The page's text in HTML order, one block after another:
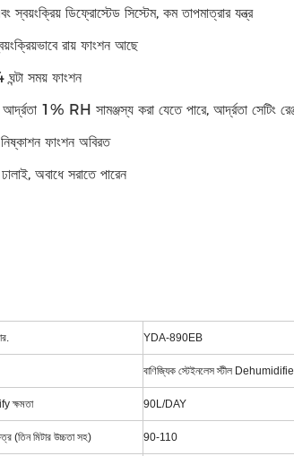
স্বয়ংক্রিয় ডিফ্রোস্টেড সিস্টেম, কম তাপমাত্রার যন্ত্র
রায় ফাংশন আছে
সময় ফাংশন
1% RH সামঞ্জস্য করা যেতে পারে, আর্দ্রতা
ফাংশন অবিরত
অবাধে সরাতে পারেন
YDA-890EB
বাণিজ্যিক স্টেইনলেস স্টীল
ক্ষমতা 90L/DAY
(তিন মিটার উচ্চতা সহ) 90-110